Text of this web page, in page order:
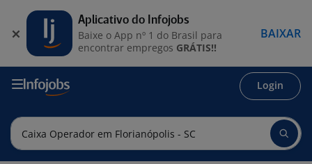
Login
Aplicativo do Infojobs
Baixe o App nº 1 do Brasil para
encontrar empregos GRÁTIS!!
BAIXAR